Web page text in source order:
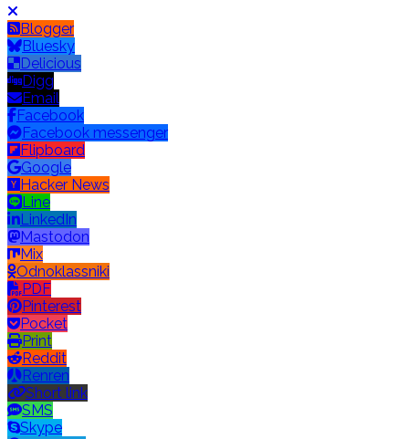
Blogger
Bluesky
Delicious
Digg
Email
Facebook
Facebook messenger
Flipboard
Google
Hacker News
Line
LinkedIn
Mastodon
Mix
Odnoklassniki
PDF
Pinterest
Pocket
Print
Reddit
Renren
Short link
SMS
Skype